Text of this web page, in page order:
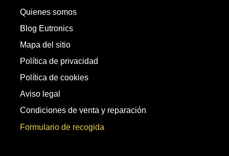
Quienes somos
Blog Eutronics
Mapa del sitio
Política de privacidad
Política de cookies
Aviso legal
Condiciones de venta y reparación
Formulario de recogida